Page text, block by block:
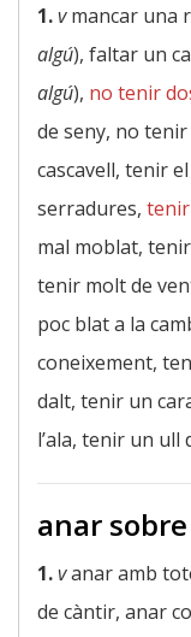
1.vmancar una
algú), faltar un
algú), no tenir
de seny, no
cascavell, tenir
serradures, tenir
mal moblat,
tenir molt de
poc blat a la
coneixement,
dalt, tenir un
l’ala, tenir un ull
anar
1.vanar amb
de càntir, anar